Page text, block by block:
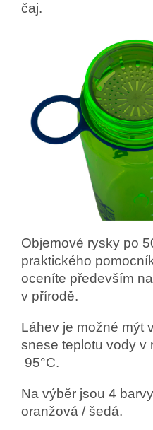
čaj.
Objemové rysky po
praktického
oceníte především
v přírodě.
Láhev je možné mýt
snese teplotu vody v
95°C.
Na výběr jsou 4
oranžová / šedá.